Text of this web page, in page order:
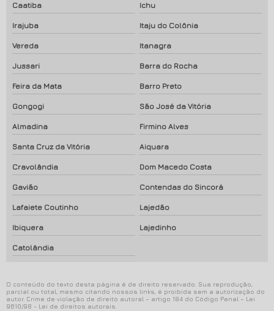
Caatiba Ichu
Irajuba Itaju do Colônia
Vereda Itanagra
Jussari Barra do Rocha
Feira da Mata Barro Preto
Gongogi São José da Vitória
Almadina Firmino Alves
Santa Cruz da Vitória Aiquara
Cravolândia Dom Macedo Costa
Gavião Contendas do Sincorá
Lafaiete Coutinho Lajedão
Ibiquera Lajedinho
Catolândia
O conteúdo do texto desta página é de direito reservado. Sua reprodução,
parcial ou total, mesmo citando nossos links, é proibida sem a autorização do
autor. Crime de violação de direito autoral – artigo 184 do Código Penal – Lei
9610/98 - Lei de direitos autorais